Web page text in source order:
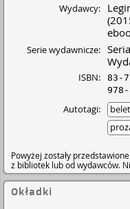
Wydawcy:
Serie wydawnicze:
ISBN: 83-
Autotagi:
Powyżej zostały
z bibliotek lub od wydawców.
Okładki